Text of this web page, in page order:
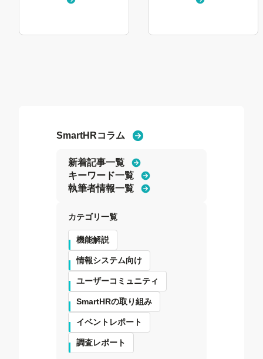
SmartHRコラム
新着記事一覧
キーワード一覧
執筆者情報一覧
カテゴリ一覧
機能解説
情報システム向け
ユーザーコミュニティ
SmartHRの取り組み
イベントレポート
調査レポート